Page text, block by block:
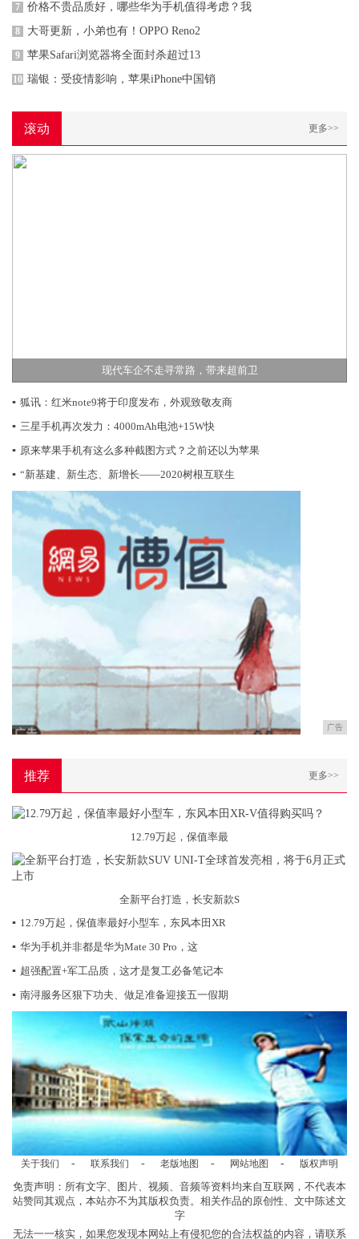
7 价格不贵品质好，哪些华为手机值得考虑？我
8 大哥更新，小弟也有！OPPO Reno2
9 苹果Safari浏览器将全面封杀超过13
10 瑞银：受疫情影响，苹果iPhone中国销
滚动 更多>>
现代车企不走寻常路，带来超前卫
▪ 狐讯：红米note9将于印度发布，外观致敬友商
▪ 三星手机再次发力：4000mAh电池+15W快
▪ 原来苹果手机有这么多种截图方式？之前还以为苹果
▪ “新基建、新生态、新增长——2020树根互联生
广告
推荐 更多>>
12.79万起，保值率最
全新平台打造，长安新款S
▪ 12.79万起，保值率最好小型车，东风本田XR
▪ 华为手机并非都是华为Mate 30 Pro，这
▪ 超强配置+军工品质，这才是复工必备笔记本
▪ 南浔服务区狠下功夫、做足准备迎接五一假期
关于我们 - 联系我们 - 老版地图 - 网站地图 - 版权声明
免责声明：所有文字、图片、视频、音频等资料均来自互联网，不代表本
站赞同其观点，本站亦不为其版权负责。相关作品的原创性、文中陈述文
字
无法一一核实，如果您发现本网站上有侵犯您的合法权益的内容，请联系